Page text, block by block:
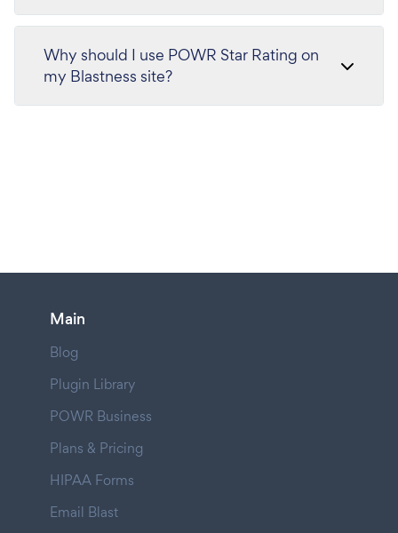
Why should I use POWR Star Rating on
my Blastness site?
Main
Blog
Plugin Library
POWR Business
Plans & Pricing
HIPAA Forms
Email Blast